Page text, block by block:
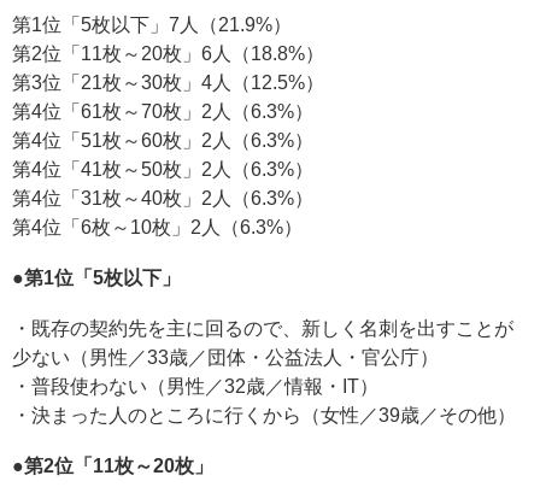
第1位「5枚以下」7人（21.9%）
第2位「11枚～20枚」6人（18.8%）
第3位「21枚～30枚」4人（12.5%）
第4位「61枚～70枚」2人（6.3%）
第4位「51枚～60枚」2人（6.3%）
第4位「41枚～50枚」2人（6.3%）
第4位「31枚～40枚」2人（6.3%）
第4位「6枚～10枚」2人（6.3%）
●第1位「5枚以下」
・既存の契約先を主に回るので、新しく名刺を出すことが
少ない（男性／33歳／団体・公益法人・官公庁）
・普段使わない（男性／32歳／情報・IT）
・決まった人のところに行くから（女性／39歳／その他）
●第2位「11枚～20枚」